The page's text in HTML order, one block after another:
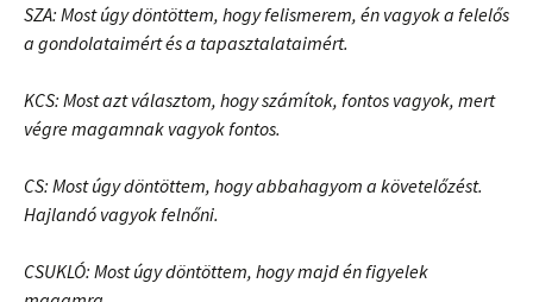
SZA: Most úgy döntöttem, hogy felismerem, én vagyok a felelős
a gondolataimért és a tapasztalataimért.
KCS: Most azt választom, hogy számítok, fontos vagyok, mert
végre magamnak vagyok fontos.
CS: Most úgy döntöttem, hogy abbahagyom a követelőzést.
Hajlandó vagyok felnőni.
CSUKLÓ: Most úgy döntöttem, hogy majd én figyelek